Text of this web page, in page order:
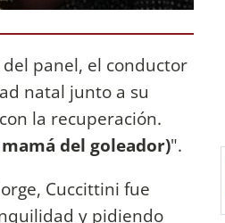
panel, el conductor
natal junto a su
la recuperación.
del goleador)".
Cuccittini fue
y pidiendo